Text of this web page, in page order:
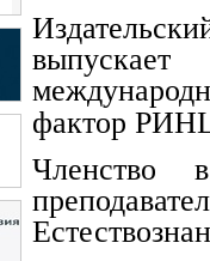
фактор
Членство